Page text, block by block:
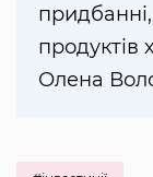
продуктів
Олена